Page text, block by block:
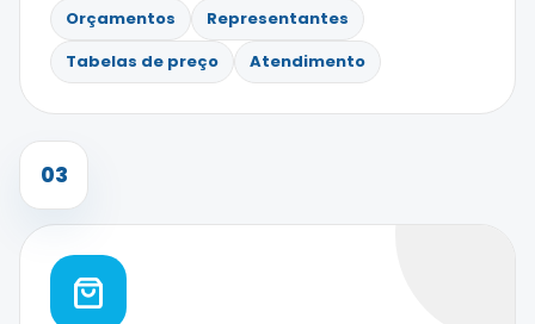
Orçamentos
Representantes
Tabelas de preço
Atendimento
03